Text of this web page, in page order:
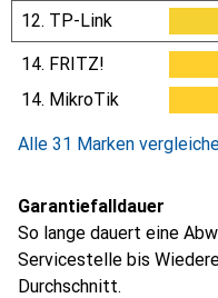
12. TP-Link
14. FRITZ!
14. MikroTik
Alle 31 Marken
Garantiefalldauer
So lange dauert eine
Servicestelle bis
Durchschnitt.